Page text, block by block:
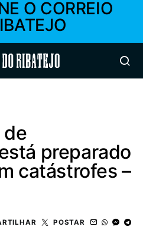
O CORREIO
do Ribatejo
de
preparado
catástrofes –
POSTAR